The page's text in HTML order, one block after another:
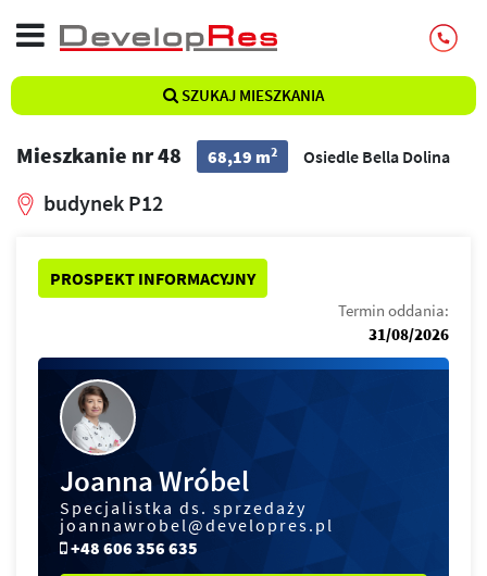
SZUKAJ MIESZKANIA
Mieszkanie nr 48 68,19 m2 Osiedle Bella Dolina
budynek P12
PROSPEKT INFORMACYJNY
Termin oddania:
31/08/2026
Joanna Wróbel
Specjalistka ds. sprzedaży
joannawrobel@developres.pl
+48 606 356 635